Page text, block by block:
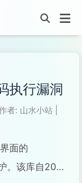
执行漏洞
者: 山水小站
面的
。该库自2013